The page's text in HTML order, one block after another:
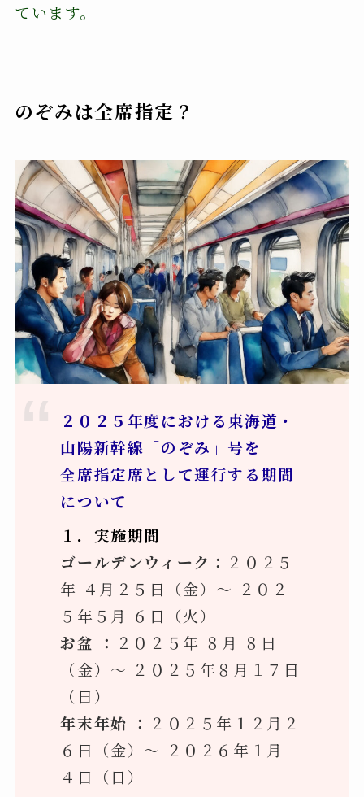
ています。
のぞみは全席指定？
２０２５年度における東海道・
山陽新幹線「のぞみ」号を
全席指定席として運行する期間
について
１．実施期間
ゴールデンウィーク： ２０２５
年 ４月２５日（金）～ ２０２
５年５月 ６日（火）
お盆 ： ２０２５年 ８月 ８日
（金）～ ２０２５年８月１７日
（日）
年末年始 ： ２０２５年１２月２
６日（金）～ ２０２６年１月
４日（日）